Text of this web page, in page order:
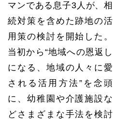
マンである息子3人が、相
続対策を含めた跡地の活
用策の検討を開始した。
当初から“地域への恩返し
になる、地域の人々に愛
される活用方法”を念頭
に、幼稚園や介護施設な
どさまざまな手法を検討